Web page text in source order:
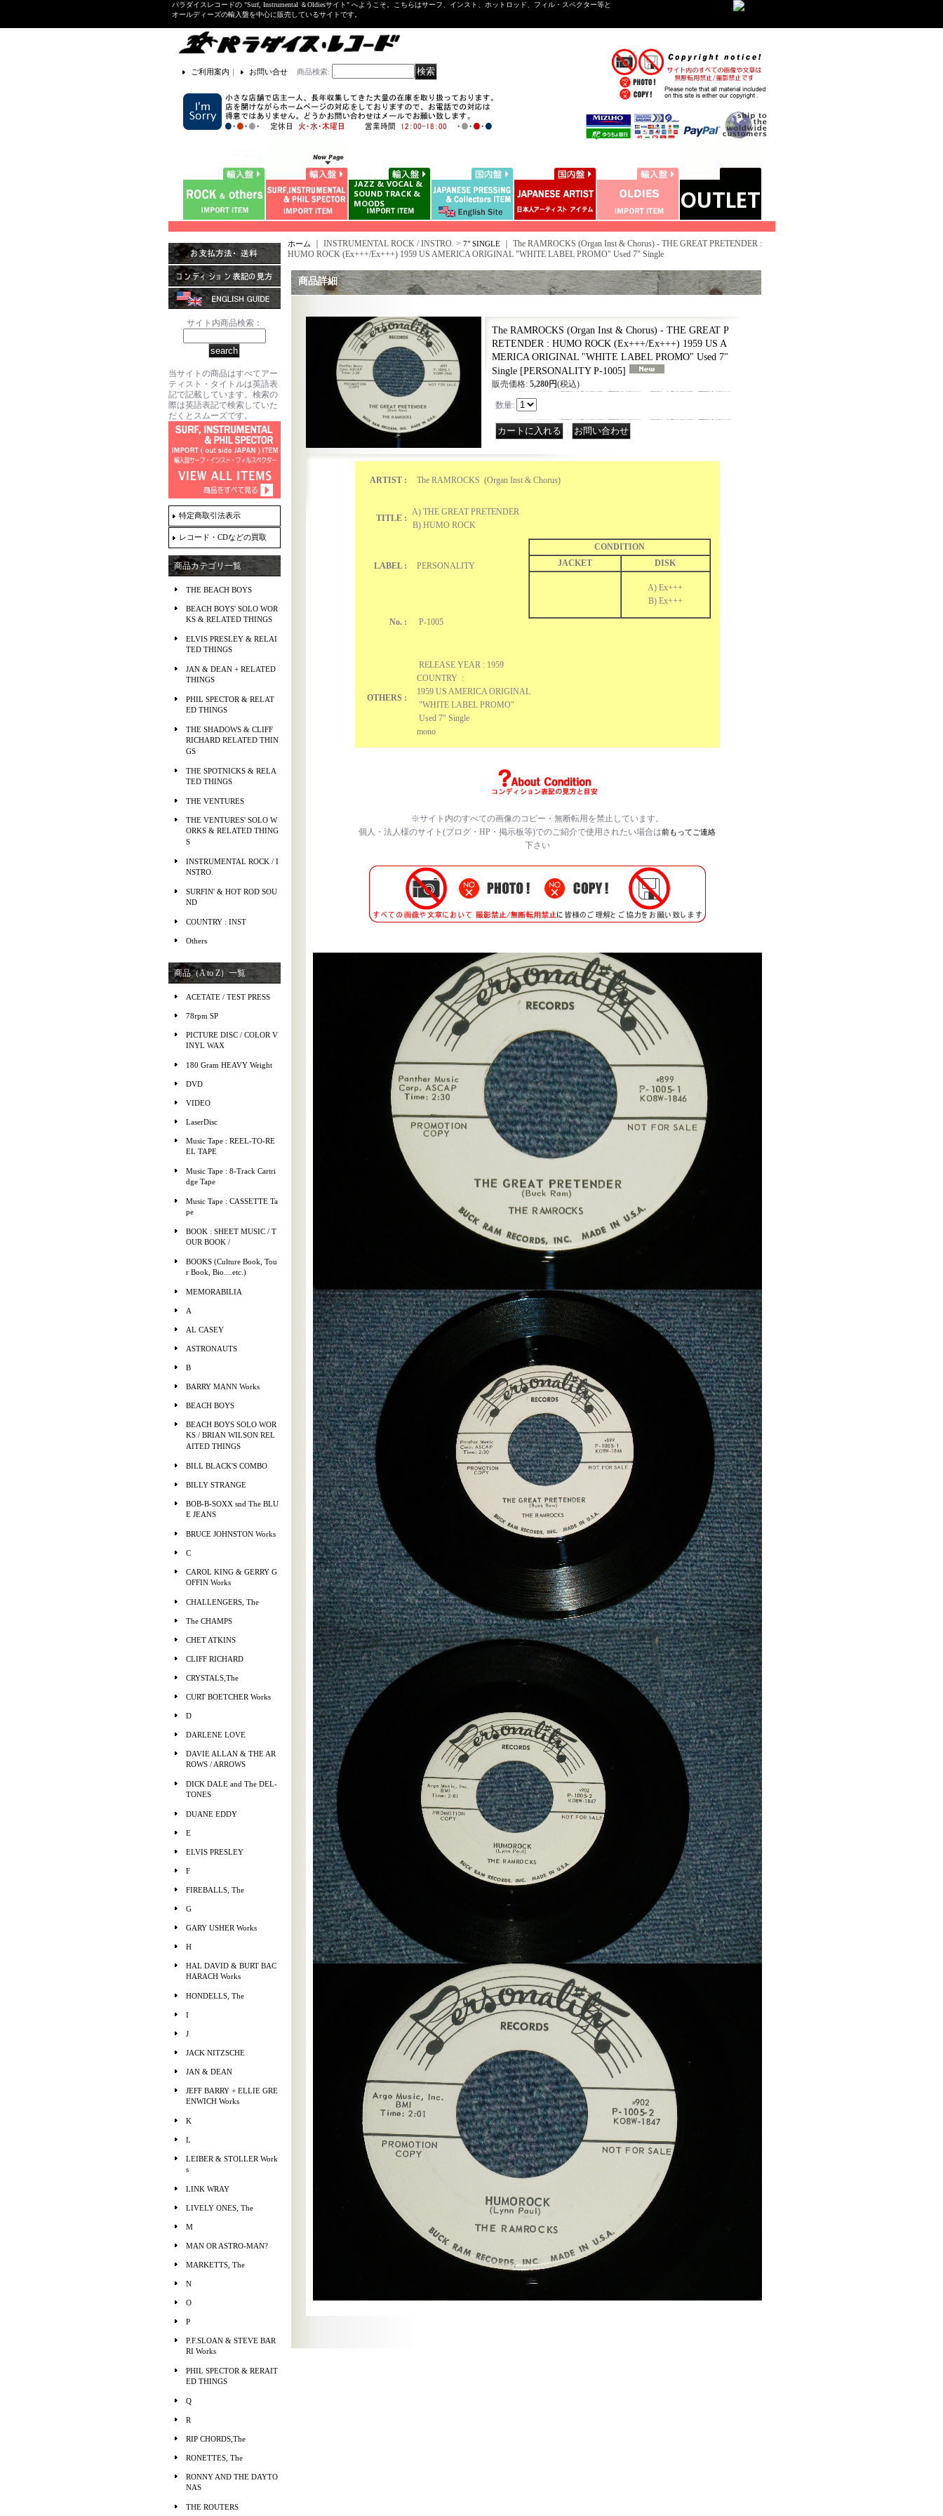
パラダイスレコードの "Surf, Instrumental ＆Oldiesサイト" へようこそ。こちらはサーフ、インスト、ホットロッド、フィル・スペクター等と
オールディーズの輸入盤を中心に販売しているサイトです。
ご利用案内 ｜ お問い合せ 商品検索:
サイト内商品検索：
当サイトの商品はすべてアー
ティスト・タイトルは英語表
記で記載しています。検索の
際は英語表記で検索していた
だくとスムーズです。
特定商取引法表示
レコード・CDなどの買取
商品カテゴリ一覧
THE BEACH BOYS
BEACH BOYS' SOLO WOR
KS & RELATED THINGS
ELVIS PRESLEY & RELAI
TED THINGS
JAN & DEAN + RELATED
THINGS
PHIL SPECTOR & RELAT
ED THINGS
THE SHADOWS & CLIFF
RICHARD RELATED THIN
GS
THE SPOTNICKS & RELA
TED THINGS
THE VENTURES
THE VENTURES' SOLO W
ORKS & RELATED THING
S
INSTRUMENTAL ROCK / I
NSTRO.
SURFIN' & HOT ROD SOU
ND
COUNTRY : INST
Others
商品（A to Z）一覧
ACETATE / TEST PRESS
78rpm SP
PICTURE DISC / COLOR V
INYL WAX
180 Gram HEAVY Weight
DVD
VIDEO
LaserDisc
Music Tape : REEL-TO-RE
EL TAPE
Music Tape : 8-Track Cartri
dge Tape
Music Tape : CASSETTE Ta
pe
BOOK : SHEET MUSIC / T
OUR BOOK /
BOOKS (Culture Book, Tou
r Book, Bio....etc.)
MEMORABILIA
A
AL CASEY
ASTRONAUTS
B
BARRY MANN Works
BEACH BOYS
BEACH BOYS SOLO WOR
KS / BRIAN WILSON REL
AITED THINGS
BILL BLACK'S COMBO
BILLY STRANGE
BOB-B-SOXX snd The BLU
E JEANS
BRUCE JOHNSTON Works
C
CAROL KING & GERRY G
OFFIN Works
CHALLENGERS, The
The CHAMPS
CHET ATKINS
CLIFF RICHARD
CRYSTALS,The
CURT BOETCHER Works
D
DARLENE LOVE
DAVIE ALLAN & THE AR
ROWS / ARROWS
DICK DALE and The DEL-
TONES
DUANE EDDY
E
ELVIS PRESLEY
F
FIREBALLS, The
G
GARY USHER Works
H
HAL DAVID & BURT BAC
HARACH Works
HONDELLS, The
I
J
JACK NITZSCHE
JAN & DEAN
JEFF BARRY + ELLIE GRE
ENWICH Works
K
L
LEIBER & STOLLER Work
s
LINK WRAY
LIVELY ONES, The
M
MAN OR ASTRO-MAN?
MARKETTS, The
N
O
P
P.F.SLOAN & STEVE BAR
RI Works
PHIL SPECTOR & RERAIT
ED THINGS
Q
R
RIP CHORDS,The
RONETTES, The
RONNY AND THE DAYTO
NAS
THE ROUTERS
ホーム ｜ INSTRUMENTAL ROCK / INSTRO. > 7" SINGLE
The RAMROCKS (Organ Inst & Chorus) - THE GREAT PRETENDER :
HUMO ROCK (Ex+++/Ex+++) 1959 US AMERICA ORIGINAL "WHITE LABEL PROMO" Used 7" Single
商品詳細
The RAMROCKS (Organ Inst & Chorus) - THE GREAT P
RETENDER : HUMO ROCK (Ex+++/Ex+++) 1959 US A
MERICA ORIGINAL "WHITE LABEL PROMO" Used 7"
Single [PERSONALITY P-1005]
販売価格: 5,280円(税込)
数量:
ARTIST : The RAMROCKS (Organ Inst & Chorus)
TITLE :
A) THE GREAT PRETENDER
B) HUMO ROCK
LABEL : PERSONALITY
CONDITION
JACKET
DISK
A) Ex+++
B) Ex+++
No. : P-1005
OTHERS :
RELEASE YEAR : 1959
COUNTRY :
1959 US AMERICA ORIGINAL
"WHITE LABEL PROMO"
Used 7" Single
mono
※サイト内のすべての画像のコピー・無断転用を禁止 しています。
個人・法人様のサイト(ブログ・HP・掲示板等)でのご紹介で使用されたい場合は前もってご連絡
下さい